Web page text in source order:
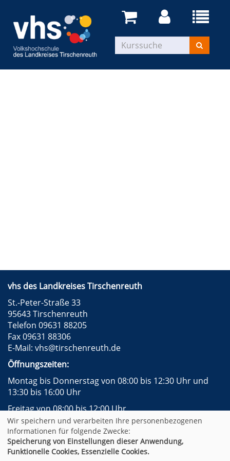
vhs des Landkreises Tirschenreuth
St.-Peter-Straße 33
95643 Tirschenreuth
Telefon 09631 88205
Fax 09631 88306
E-Mail: vhs@tirschenreuth.de
Öffnungszeiten:
Montag bis Donnerstag von 08:00 bis 12:30 Uhr und
13:30 bis 16:00 Uhr
Freitag von 08:00 bis 12:00 Uhr
Facebook
Instagram
Impressum
AGB
Datenschutzerklärung
Widerrufsformular
Newsletter
Sitemap
Wir speichern und verarbeiten Ihre personenbezogenen
Informationen für folgende Zwecke:
Speicherung von Einstellungen dieser Anwendung,
Funktionelle Cookies, Essenzielle Cookies.